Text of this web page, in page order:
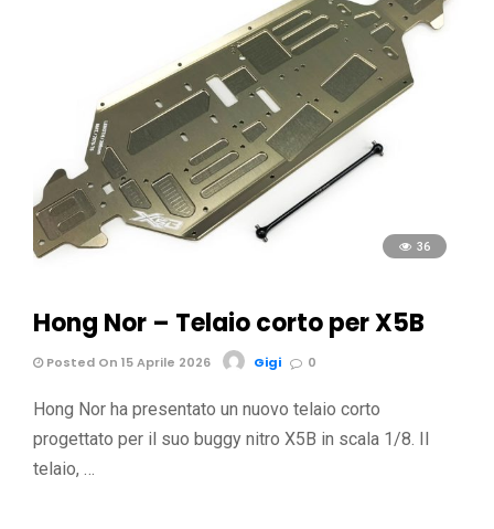
36
Hong Nor – Telaio corto per X5B
Posted On 15 Aprile 2026 Gigi 0
Hong Nor ha presentato un nuovo telaio corto
progettato per il suo buggy nitro X5B in scala 1/8. Il
telaio, …